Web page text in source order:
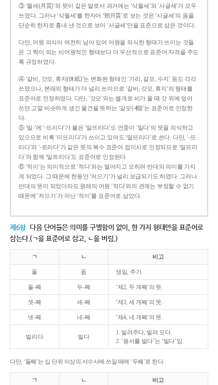
③ ‘월세(月貰)’와 뜻이 같은 말로서 과거에는 ‘삭월세’와 ‘사글세’가 모두
쓰였다. 그러나 ‘삭월세’를 한자어 ‘朔月貰’로 보는 것은 ‘사글세’의 음을
단순히 한자로 흉내 낸 것으로 보아 ‘사글세’만을 표준으로 삼은 것이다.
다만, 어원 의식이 여전히 남아 있어 어원을 의식한 형태가 쓰이는 것들
은 그 짝이 되는 비어원적인 형태보다 더 우선적으로 표준어 자격을 주도
록 규정하였다.
④ ‘갈비, 갓모, 휴지(休紙)’는 변화된 형태인 ‘가리, 갈모, 수지’ 등도 각각
쓰였으나, 본래의 형태가 더 널리 쓰이므로 ‘갈비, 갓모, 휴지’의 형태를
표준어로 인정하였다. 다만, ‘갓모’와는 별개로 비가 올 때 갓 위에 덮어
쓰던 고깔 비슷하게 생긴 물건을 뜻하는 ‘갈모(-帽)’는 표준어로 인정한
다.
⑤ ‘밀-’에 ‘-뜨리다’가 붙은 ‘밀뜨리다’도 언중이 ‘밀다’의 뜻을 의식하고
있으므로 비록 ‘미뜨리다’가 쓰이고 있어도 ‘밀뜨리다’로 쓴다. 다만, ‘-뜨
리다’와 ‘-트리다’가 같은 뜻의 복수 표준어 접미사로 인정되므로 ‘밀뜨리
다’와 함께 ‘밀트리다’도 표준어로 인정된다.
⑥ ‘적이’는 의미적으로 ‘적다’와는 멀어지고 오히려 반대의 의미를 가지
게 되었다. 그 때문에 한동안 ‘저으기’가 널리 보급되기도 하였다. 그러나
반대의 뜻이 되었더라도 원래의 어원 ‘적다’와의 관계는 부정할 수 없기
때문에 ‘저으기’가 아닌 ‘적이’를 표준어로 삼았다.
제6항 다음 단어들은 의미를 구별함이 없이, 한 가지 형태만을 표준어로
삼는다.(ㄱ을 표준어로 삼고, ㄴ을 버림.)
ㄱ ㄴ 비고
돌 돐 생일, 주기.
둘-째 두-째 ‘제2, 두 개째’의 뜻.
셋-째 세-째 ‘제3, 세 개째’의 뜻.
넷-째 네-째 ‘제4, 네 개째’의 뜻.
빌리다 빌다
1. 빌려주다, 빌려 오다.
2. ‘용서를 빌다’는 ‘빌다’임.
다만, ‘둘째’는 십 단위 이상의 서수사에 쓰일 때에 ‘두째’로 한다.
ㄱ ㄴ 비고